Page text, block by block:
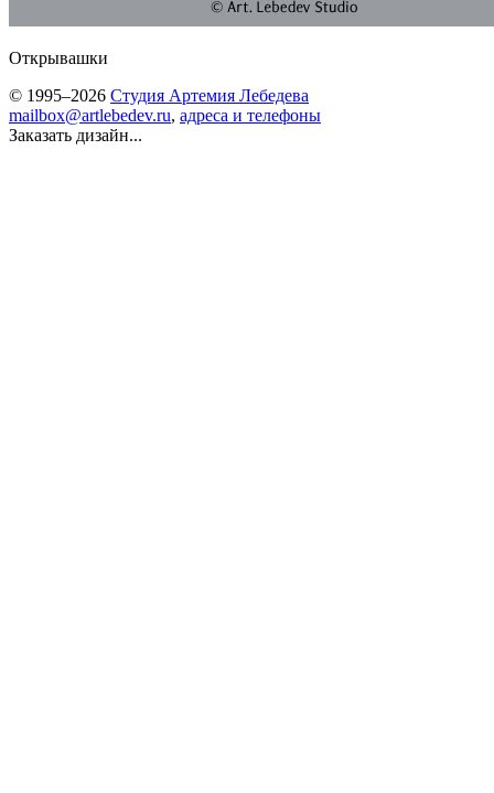
Открывашки
© 1995–2026 Студия Артемия Лебедева
mailbox@artlebedev.ru, адреса и телефоны
Заказать дизайн...